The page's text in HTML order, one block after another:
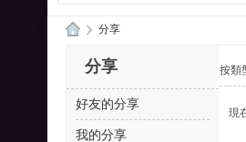
的
紛
› 分享
分享
好友的分享
我的分享
按類
現